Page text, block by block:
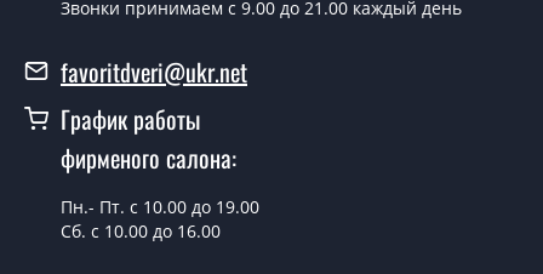
Можно на сегодня вызвать
У вас есть в наличии готовые
металлические двери?
Да, мы имеем большой ассортимент готовых
металлических дверей.
Звонки принимаем c 9.00 до 21.00 каждый день
favoritdveri@ukr.net
График работы
фирменого салона:
Пн.- Пт. с 10.00 до 19.00
Сб. с 10.00 до 16.00